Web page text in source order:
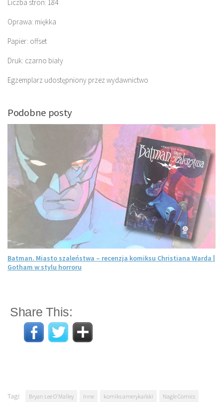
Liczba stron: 184
Oprawa: miękka
Papier: offset
Druk: czarno biały
Egzemplarz udostępniony przez wydawnictwo
Podobne posty
Batman. Miasto szaleństwa – recenzja komiksu Christiana Warda |
Gotham w stylu horroru
Share This:
Tagi: Bryan Lee O'Malley Inne komiks amerykański
Nagle Comics